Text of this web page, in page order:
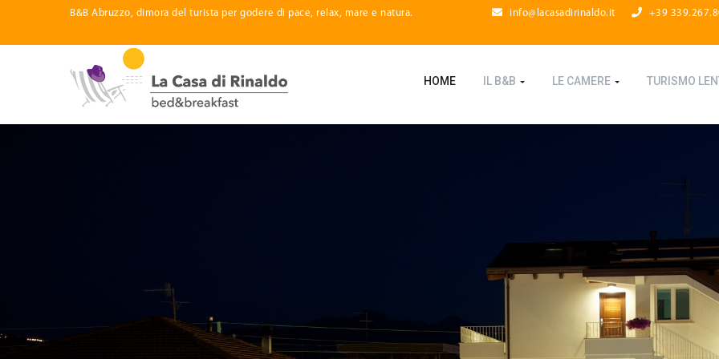
B&B Abruzzo, dimora del turista per godere di pace, relax, mare e natura. info@lacasadirinaldo.it +39
HOME IL B&B LE CAMERE TURISMO